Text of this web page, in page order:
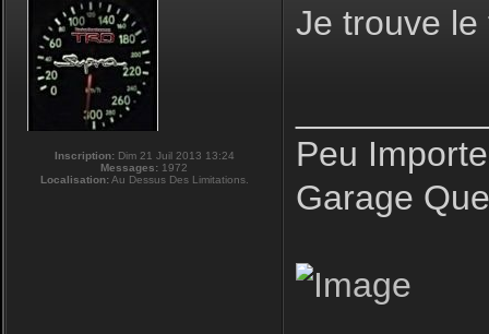
Inscription:Dim 21 Juil 2013 13:24
Messages: 1972
Localisation:Au Dessus Des Limitations.
Je trouve
Peu
Garage